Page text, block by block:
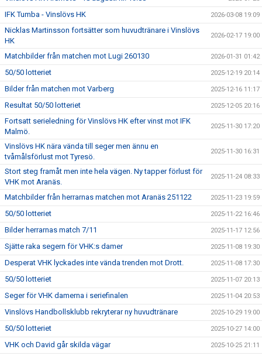
IFK Tumba - Vinslövs HK 2026-03-08 19:09
Nicklas Martinsson fortsätter som huvudtränare i Vinslövs
HK
2026-02-17 19:00
Matchbilder från matchen mot Lugi 260130 2026-01-31 01:42
50/50 lotteriet 2025-12-19 20:14
Bilder från matchen mot Varberg 2025-12-16 11:17
Resultat 50/50 lotteriet 2025-12-05 20:16
Fortsatt serieledning för Vinslövs HK efter vinst mot IFK
Malmö.
2025-11-30 17:20
Vinslövs HK nära vända till seger men ännu en
tvåmålsförlust mot Tyresö.
2025-11-30 16:31
Stort steg framåt men inte hela vägen. Ny tapper förlust för
VHK mot Aranäs.
2025-11-24 08:33
Matchbilder från herrarnas matchen mot Aranäs 251122 2025-11-23 19:59
50/50 lotteriet 2025-11-22 16:46
Bilder herrarnas match 7/11 2025-11-17 12:56
Sjätte raka segern för VHK:s damer 2025-11-08 19:30
Desperat VHK lyckades inte vända trenden mot Drott. 2025-11-08 17:30
50/50 lotteriet 2025-11-07 20:13
Seger för VHK damerna i seriefinalen 2025-11-04 20:53
Vinslövs Handbollsklubb rekryterar ny huvudtränare 2025-10-29 19:00
50/50 lotteriet 2025-10-27 14:00
VHK och David går skilda vägar 2025-10-25 21:11